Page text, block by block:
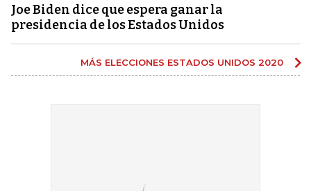
Joe Biden dice que espera ganar la
presidencia de los Estados Unidos
MÁS ELECCIONES ESTADOS UNIDOS 2020